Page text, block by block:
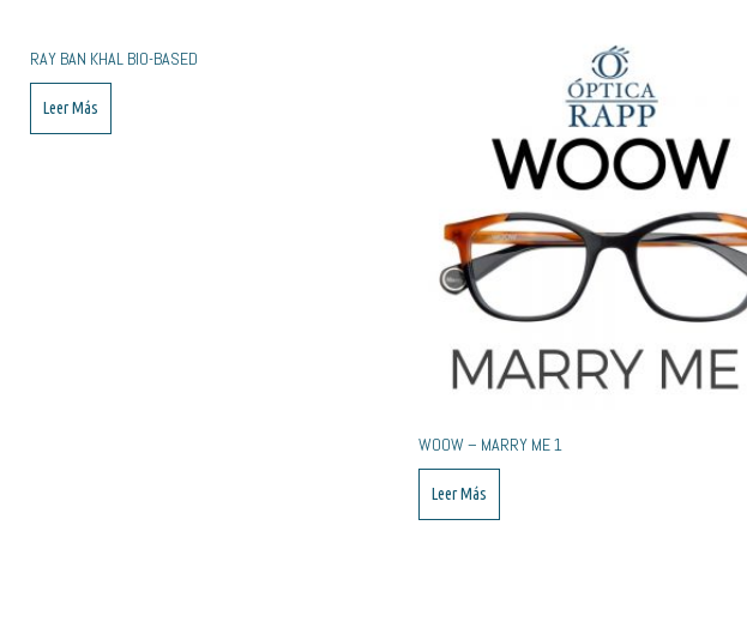
RAY BAN KHAL BIO-BASED
Leer Más
WOOW – MARRY ME 1
Leer Más